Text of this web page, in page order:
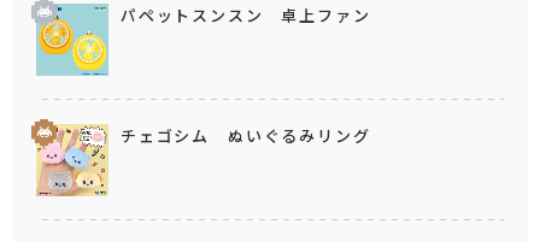
パペットスンスン 卓上ファン
チェゴシム ぬいぐるみリング